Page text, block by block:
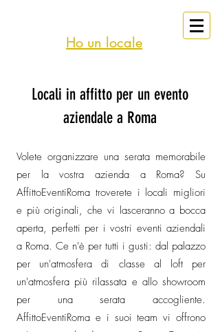
Ho un locale
Locali in affitto per un evento
aziendale a Roma
Volete organizzare una serata memorabile
per la vostra azienda a Roma? Su
AffittoEventiRoma troverete i locali migliori
e più originali, che vi lasceranno a bocca
aperta, perfetti per i vostri eventi aziendali
a Roma. Ce n'è per tutti i gusti: dal palazzo
per un'atmosfera di classe al loft per
un'atmosfera più rilassata e allo showroom
per una serata accogliente.
AffittoEventiRoma e i suoi team vi offrono